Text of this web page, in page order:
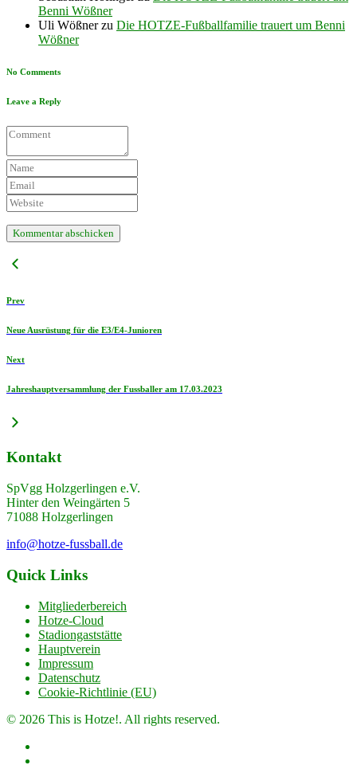
Benni Wößner
Uli Wößnerzu Die HOTZE-Fußballfamilie trauert um Benni
Wößner
No Comments
Leave a Reply
Prev
Neue Ausrüstung für die E3/E4-Junioren
Next
Jahreshauptversammlung der Fussballer am 17.03.2023
Kontakt
SpVgg Holzgerlingen e.V.
Hinter den Weingärten 5
71088 Holzgerlingen
info@hotze-fussball.de
Quick Links
Mitgliederbereich
Hotze-Cloud
Stadiongaststätte
Hauptverein
Impressum
Datenschutz
Cookie-Richtlinie (EU)
© 2026 This is Hotze!. All rights reserved.